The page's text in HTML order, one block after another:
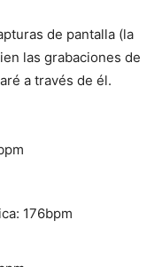
de pantalla (la
las grabaciones de
a través de él.
176bpm